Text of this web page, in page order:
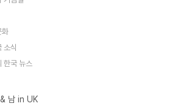
화
소식
한국 뉴스
남 in UK